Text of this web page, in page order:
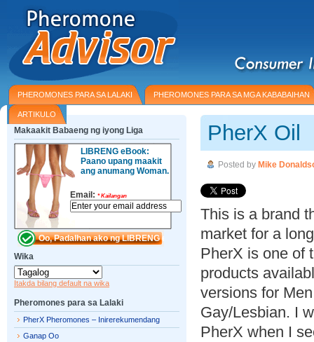
PHEROMONES PARA SA LALAKI PHEROMONES PARA SA MGA KABABAIHAN
ARTIKULO
PherX Oil
Posted by Mike
This is a brand
market for a
PherX is one of
products
versions for
Gay/Lesbian. I
PherX when I
Makaakit Babaeng ng iyong Liga
LIBRENG eBook:
Paano upang maakit
ang anumang Woman.
Email: *Kailangan
Wika
Itakda bilang default na wika
Pheromones para sa Lalaki
PherX Pheromones – Inirerekumendang
Ganap Oo